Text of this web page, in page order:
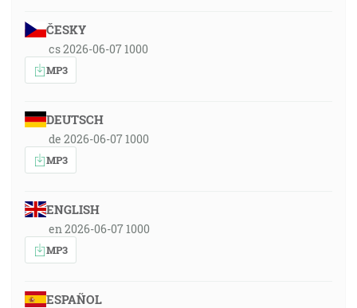
ČESKY
cs 2026-06-07 1000
MP3
DEUTSCH
de 2026-06-07 1000
MP3
ENGLISH
en 2026-06-07 1000
MP3
ESPAÑOL